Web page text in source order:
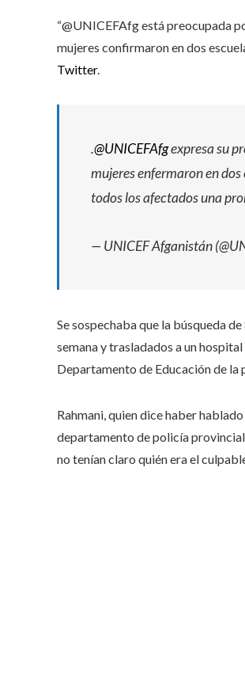
“@UNICEFAfg está preocupada
mujeres confirmaron en dos
Twitter.
.@UNICEFAfgexpresa su
mujeres enfermaron en
todos los afectados una
— UNICEF Afganistán
Se sospechaba que la búsqueda
semana y trasladados a un
Departamento de Educación de
Rahmani, quien dice haber
departamento de policía
no tenían claro quién era el